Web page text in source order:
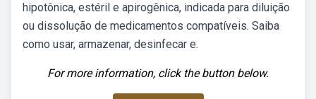
hipotônica, estéril e apirogênica, indicada para diluição
ou dissolução de medicamentos compatíveis. Saiba
como usar, armazenar, desinfecar e.
For more information, click the button below.